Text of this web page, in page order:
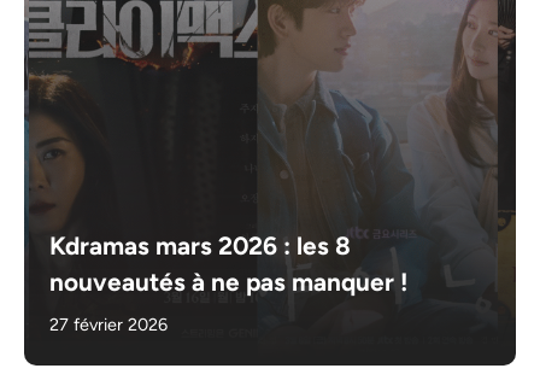
Kdramas mars 2026 : les 8
nouveautés à ne pas manquer !
27 février 2026